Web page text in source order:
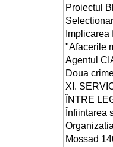
Proiectul
"Afacerile
Agentul
Doua
XI.
ÎNTRE
Înfiintarea
Mossad